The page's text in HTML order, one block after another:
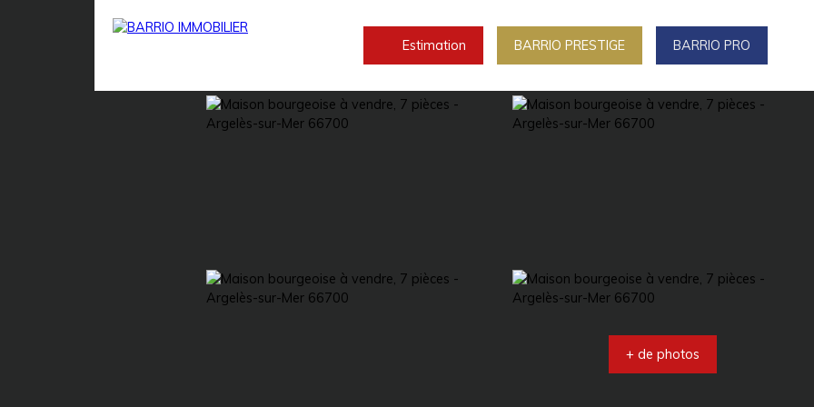
Estimation BARRIO PRESTIGE BARRIO PRO
+ de photos